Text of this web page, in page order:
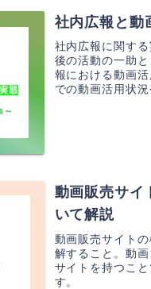
社内広報と動
社内広報に関す
後の活動の一助
報における動画
での動画活用状
動画販売サイ
いて解説
動画販売サイト
解すること。動
サイトを持つこ
す。